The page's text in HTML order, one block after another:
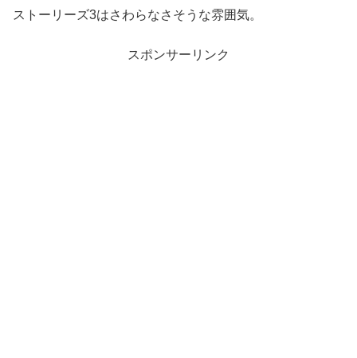
ストーリーズ3はさわらなさそうな雰囲気。
スポンサーリンク